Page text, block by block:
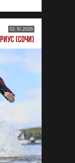
02.10.2026
(СОЧИ)